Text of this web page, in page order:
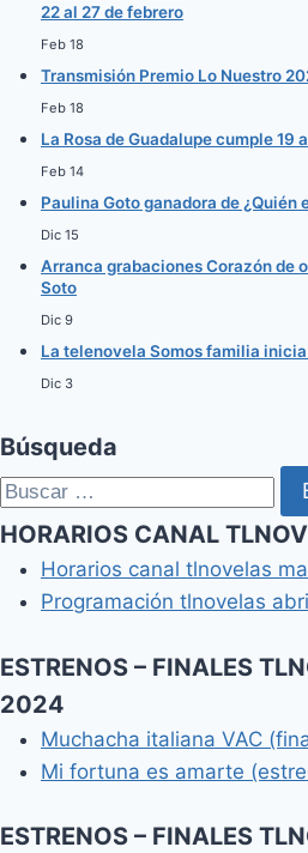
22 al 27 de febrero
Feb 18
Transmisión Premio Lo Nuestro
Feb 18
La Rosa de Guadalupe cumple 19
Feb 14
Paulina Goto ganadora de ¿Quién
Dic 15
Arranca grabaciones Corazón de
Soto
Dic 9
La telenovela Somos familia
Dic 3
Búsqueda
Buscar:
HORARIOS CANAL
Horarios canal tlnovelas
Programación tlnovelas
ESTRENOS – FINALES
2024
Muchacha italiana VAC
Mi fortuna es amarte
ESTRENOS – FINALES